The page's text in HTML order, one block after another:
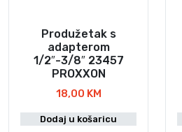
Produžetak s
adapterom
1/2″-3/8″ 23457
PROXXON
18,00 KM
Dodaj u košaricu